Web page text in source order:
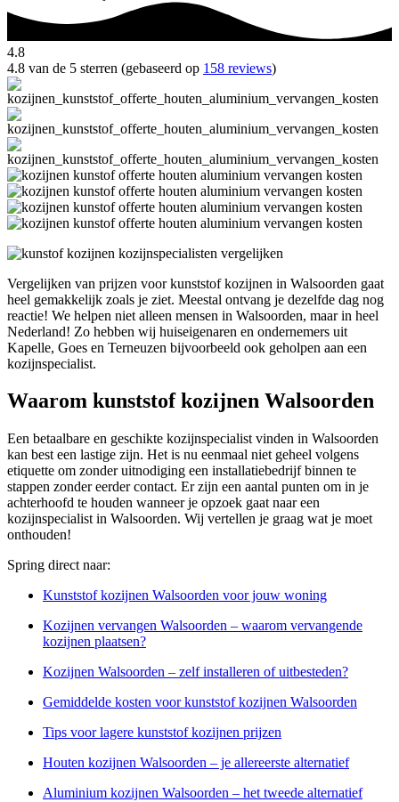
4.8
4.8 van de 5 sterren (gebaseerd op 158 reviews)
Vergelijken van prijzen voor kunststof kozijnen in Walsoorden gaat
heel gemakkelijk zoals je ziet. Meestal ontvang je dezelfde dag nog
reactie! We helpen niet alleen mensen in Walsoorden, maar in heel
Nederland! Zo hebben wij huiseigenaren en ondernemers uit
Kapelle, Goes en Terneuzen bijvoorbeeld ook geholpen aan een
kozijnspecialist.
Waarom kunststof kozijnen Walsoorden
Een betaalbare en geschikte kozijnspecialist vinden in Walsoorden
kan best een lastige zijn. Het is nu eenmaal niet geheel volgens
etiquette om zonder uitnodiging een installatiebedrijf binnen te
stappen zonder eerder contact. Er zijn een aantal punten om in je
achterhoofd te houden wanneer je opzoek gaat naar een
kozijnspecialist in Walsoorden. Wij vertellen je graag wat je moet
onthouden!
Spring direct naar:
Kunststof kozijnen Walsoorden voor jouw woning
Kozijnen vervangen Walsoorden – waarom vervangende
kozijnen plaatsen?
Kozijnen Walsoorden – zelf installeren of uitbesteden?
Gemiddelde kosten voor kunststof kozijnen Walsoorden
Tips voor lagere kunststof kozijnen prijzen
Houten kozijnen Walsoorden – je allereerste alternatief
Aluminium kozijnen Walsoorden – het tweede alternatief